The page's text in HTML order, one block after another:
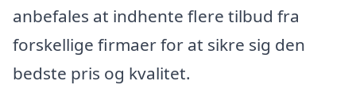
anbefales at indhente flere tilbud fra
forskellige firmaer for at sikre sig den
bedste pris og kvalitet.